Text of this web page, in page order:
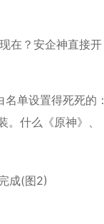
在？安企神直接开
单设置得死死的：
什么《原神》、